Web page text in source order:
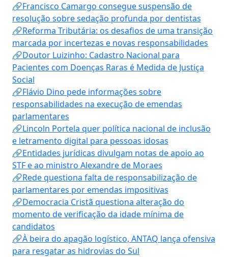
🔗Francisco Camargo consegue suspensão de
resolução sobre sedação profunda por dentistas
🔗Reforma Tributária: os desafios de uma transição
marcada por incertezas e novas responsabilidades
🔗Doutor Luizinho: Cadastro Nacional para
Pacientes com Doenças Raras é Medida de Justiça
Social
🔗Flávio Dino pede informações sobre
responsabilidades na execução de emendas
parlamentares
🔗Lincoln Portela quer política nacional de inclusão
e letramento digital para pessoas idosas
🔗Entidades jurídicas divulgam notas de apoio ao
STF e ao ministro Alexandre de Moraes
🔗Rede questiona falta de responsabilização de
parlamentares por emendas impositivas
🔗Democracia Cristã questiona alteração do
momento de verificação da idade mínima de
candidatos
🔗À beira do apagão logístico, ANTAQ lança ofensiva
para resgatar as hidrovias do Sul